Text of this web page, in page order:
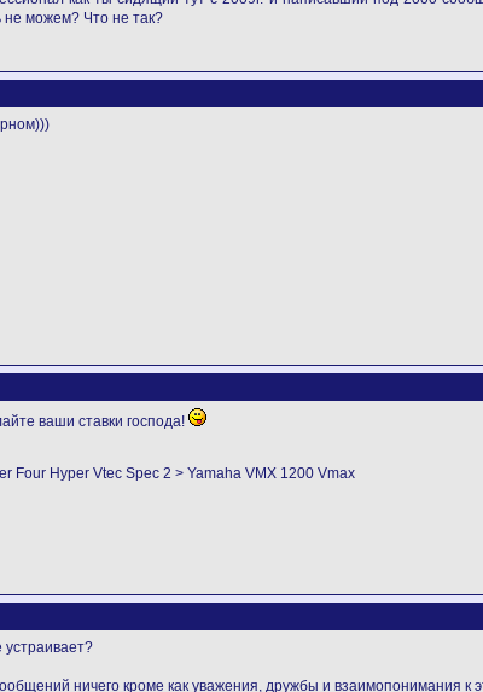
можем? Что не так?
ваши ставки господа!
Four Hyper Vtec Spec 2 > Yamaha VMX 1200 Vmax
устраивает?
ничего кроме как уважения, дружбы и взаимопонимания к